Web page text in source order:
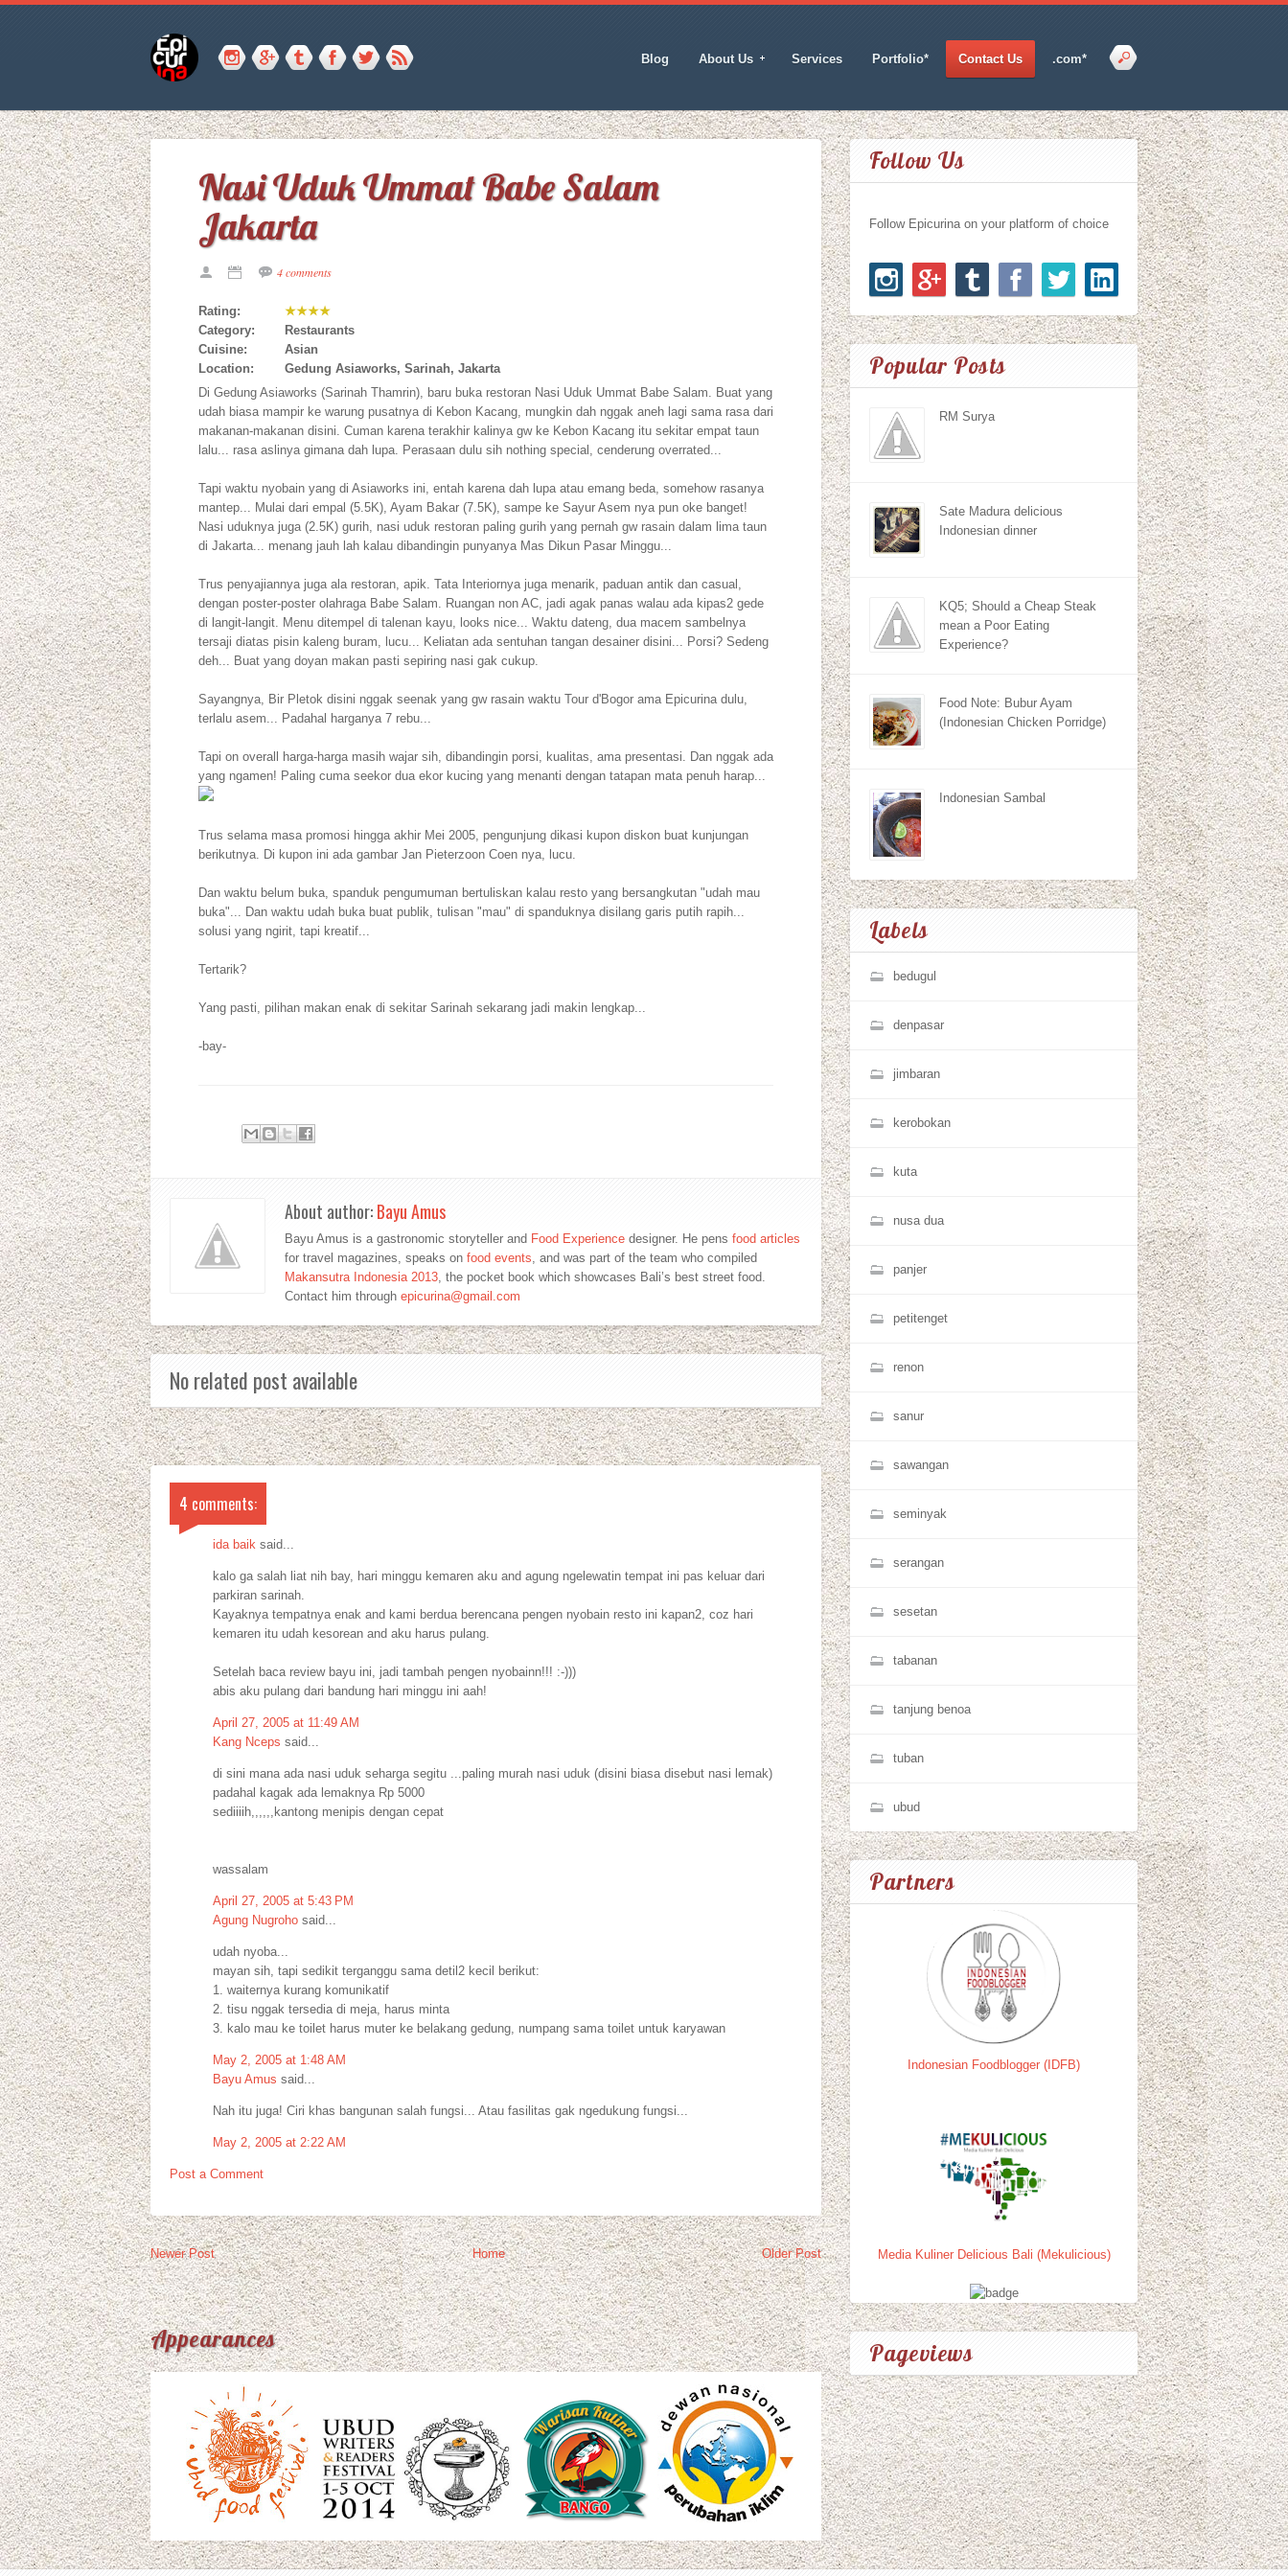
Blog About Us Services Portfolio* Contact Us .com*
Nasi Uduk Ummat Babe Salam
Jakarta
4 comments
Rating:
★★★★
Category:
Restaurants
Cuisine:
Asian
Location:
Gedung Asiaworks, Sarinah, Jakarta
Di Gedung Asiaworks (Sarinah Thamrin), baru buka restoran Nasi Uduk Ummat Babe Salam. Buat yang
udah biasa mampir ke warung pusatnya di Kebon Kacang, mungkin dah nggak aneh lagi sama rasa dari
makanan-makanan disini. Cuman karena terakhir kalinya gw ke Kebon Kacang itu sekitar empat taun
lalu... rasa aslinya gimana dah lupa. Perasaan dulu sih nothing special, cenderung overrated...
Tapi waktu nyobain yang di Asiaworks ini, entah karena dah lupa atau emang beda, somehow rasanya
mantep... Mulai dari empal (5.5K), Ayam Bakar (7.5K), sampe ke Sayur Asem nya pun oke banget!
Nasi uduknya juga (2.5K) gurih, nasi uduk restoran paling gurih yang pernah gw rasain dalam lima taun
di Jakarta... menang jauh lah kalau dibandingin punyanya Mas Dikun Pasar Minggu...
Trus penyajiannya juga ala restoran, apik. Tata Interiornya juga menarik, paduan antik dan casual,
dengan poster-poster olahraga Babe Salam. Ruangan non AC, jadi agak panas walau ada kipas2 gede
di langit-langit. Menu ditempel di talenan kayu, looks nice... Waktu dateng, dua macem sambelnya
tersaji diatas pisin kaleng buram, lucu... Keliatan ada sentuhan tangan desainer disini... Porsi? Sedeng
deh... Buat yang doyan makan pasti sepiring nasi gak cukup.
Sayangnya, Bir Pletok disini nggak seenak yang gw rasain waktu Tour d'Bogor ama Epicurina dulu,
terlalu asem... Padahal harganya 7 rebu...
Tapi on overall harga-harga masih wajar sih, dibandingin porsi, kualitas, ama presentasi. Dan nggak ada
yang ngamen! Paling cuma seekor dua ekor kucing yang menanti dengan tatapan mata penuh harap...
Trus selama masa promosi hingga akhir Mei 2005, pengunjung dikasi kupon diskon buat kunjungan
berikutnya. Di kupon ini ada gambar Jan Pieterzoon Coen nya, lucu.
Dan waktu belum buka, spanduk pengumuman bertuliskan kalau resto yang bersangkutan "udah mau
buka"... Dan waktu udah buka buat publik, tulisan "mau" di spanduknya disilang garis putih rapih...
solusi yang ngirit, tapi kreatif...
Tertarik?
Yang pasti, pilihan makan enak di sekitar Sarinah sekarang jadi makin lengkap...
-bay-
About author:Bayu Amus
Bayu Amus is a gastronomic storyteller and Food Experience designer. He pens food articles
for travel magazines, speaks on food events, and was part of the team who compiled
Makansutra Indonesia 2013, the pocket book which showcases Bali’s best street food.
Contact him through epicurina@gmail.com
No related post available
4 comments:
ida baik said...
kalo ga salah liat nih bay, hari minggu kemaren aku and agung ngelewatin tempat ini pas keluar dari
parkiran sarinah.
Kayaknya tempatnya enak and kami berdua berencana pengen nyobain resto ini kapan2, coz hari
kemaren itu udah kesorean and aku harus pulang.
Setelah baca review bayu ini, jadi tambah pengen nyobainn!!! :-)))
abis aku pulang dari bandung hari minggu ini aah!
April 27, 2005 at 11:49 AM
Kang Nceps said...
di sini mana ada nasi uduk seharga segitu ...paling murah nasi uduk (disini biasa disebut nasi lemak)
padahal kagak ada lemaknya Rp 5000
sediiiih,,,,,,kantong menipis dengan cepat
wassalam
April 27, 2005 at 5:43 PM
Agung Nugroho said...
udah nyoba...
mayan sih, tapi sedikit terganggu sama detil2 kecil berikut:
1. waiternya kurang komunikatif
2. tisu nggak tersedia di meja, harus minta
3. kalo mau ke toilet harus muter ke belakang gedung, numpang sama toilet untuk karyawan
May 2, 2005 at 1:48 AM
Bayu Amus said...
Nah itu juga! Ciri khas bangunan salah fungsi... Atau fasilitas gak ngedukung fungsi...
May 2, 2005 at 2:22 AM
Post a Comment
Newer Post Home Older Post
Appearances
Follow Us
Follow Epicurina on your platform of choice
Popular Posts
RM Surya
Sate Madura delicious
Indonesian dinner
KQ5; Should a Cheap Steak
mean a Poor Eating
Experience?
Food Note: Bubur Ayam
(Indonesian Chicken Porridge)
Indonesian Sambal
Labels
bedugul
denpasar
jimbaran
kerobokan
kuta
nusa dua
panjer
petitenget
renon
sanur
sawangan
seminyak
serangan
sesetan
tabanan
tanjung benoa
tuban
ubud
Partners
Indonesian Foodblogger (IDFB)
Media Kuliner Delicious Bali (Mekulicious)
Pageviews